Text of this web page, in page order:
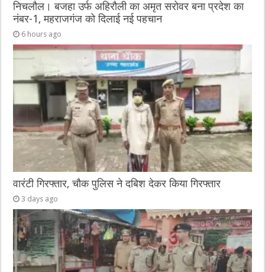
निचलौल। बजहा उर्फ अहिरौली का अमृत सरोवर बना प्रदेश का
नंबर-1, महराजगंज को दिलाई नई पहचान
6 hours ago
वारंटी गिरफ्तार, चौक पुलिस ने दबिश देकर किया गिरफ्तार
3 days ago